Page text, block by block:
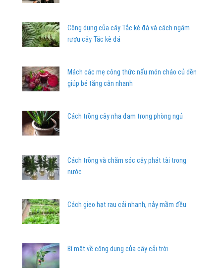
Công dụng của cây Tắc kè đá và cách ngâm
rượu cây Tắc kè đá
Mách các mẹ công thức nấu món cháo củ dền
giúp bé tăng cân nhanh
Cách trồng cây nha đam trong phòng ngủ
Cách trồng và chăm sóc cây phát tài trong
nước
Cách gieo hạt rau cải nhanh, nảy mầm đều
Bí mật về công dụng của cây cải trời